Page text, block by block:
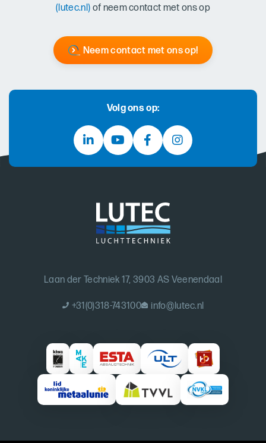
(lutec.nl) of neem contact met ons op
Neem contact met ons op!
Volg ons op:
Laan der Techniek 17, 3903 AS Veenendaal
+31(0)318-743100 info@lutec.nl